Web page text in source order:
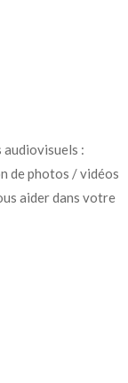
audiovisuels :
de photos / vidéos
aider dans votre